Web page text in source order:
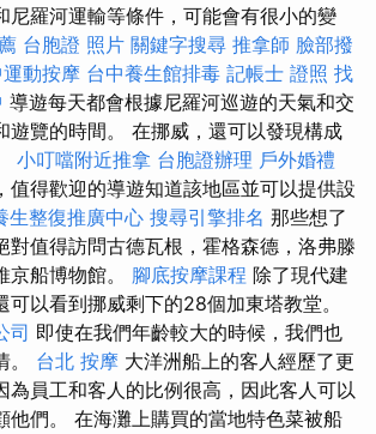
尼羅河運輸等條件，可能會有很小的變
台胞證 照片 關鍵字搜尋 推拿師 臉部撥
動按摩 台中養生館排毒 記帳士 證照 找
導遊每天都會根據尼羅河巡遊的天氣和交
遊覽的時間。 在挪威，還可以發現構成
小叮噹附近推拿 台胞證辦理 戶外婚禮
值得歡迎的導遊知道該地區並可以提供設
生整復推廣中心 搜尋引擎排名 那些想了
對值得訪問古德瓦根，霍格森德，洛弗滕
京船博物館。 腳底按摩課程 除了現代建
可以看到挪威剩下的28個加東塔教堂。
司 即使在我們年齡較大的時候，我們也
。 台北 按摩 大洋洲船上的客人經歷了更
為員工和客人的比例很高，因此客人可以
他們。 在海灘上購買的當地特色菜被船